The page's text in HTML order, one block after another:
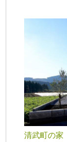
清武町の家